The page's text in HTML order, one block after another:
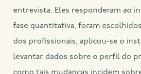
entrevista. Eles responderam ao
fase quantitativa, foram
dos profissionais, aplicou-se o
levantar dados sobre o perfil do